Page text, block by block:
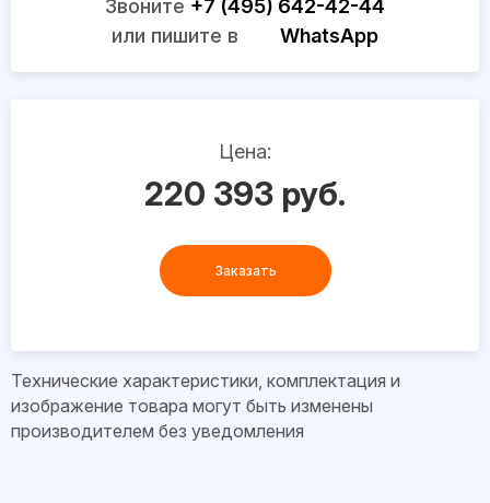
Звоните +7 (495) 642-42-44
или пишите в
WhatsApp
Цена:
220 393 руб.
Заказать
Технические характеристики, комплектация и
изображение товара могут быть изменены
производителем без уведомления